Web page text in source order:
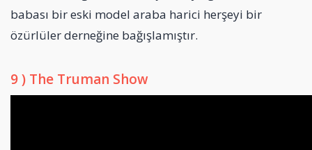
babası bir eski model araba harici herşeyi bir
özürlüler derneğine bağışlamıştır.
9 ) The Truman Show